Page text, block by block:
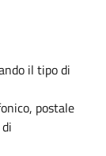
il tipo di
postale